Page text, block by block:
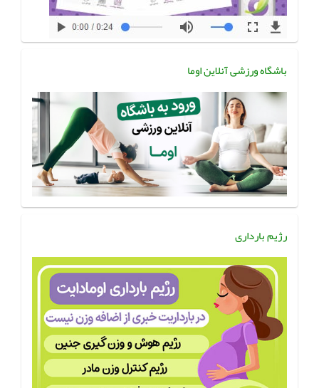
باشگاه ورزشی آنلاین اوما
رژیم بارداری